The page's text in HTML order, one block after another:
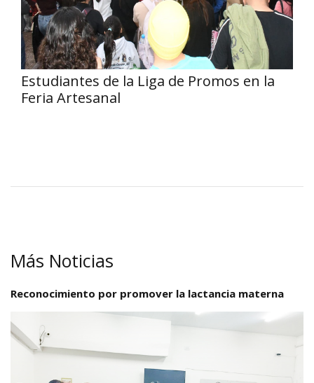
Estudiantes de la Liga de Promos en la
Feria Artesanal
Más Noticias
Reconocimiento por promover la lactancia materna